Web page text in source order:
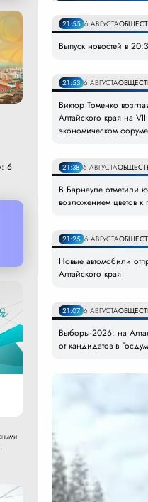
6
21:55 6 АВГУСТА
Выпуск новостей в
21:53 6 АВГУСТА
Виктор Томенко
Алтайского края на
экономическом форуме
21:38 6 АВГУСТА
В Барнауле отметили
возложением цветов к
21:25 6 АВГУСТА
Новые автомобили
Алтайского края
21:07 6 АВГУСТА
Выборы-2026: на
от кандидатов в